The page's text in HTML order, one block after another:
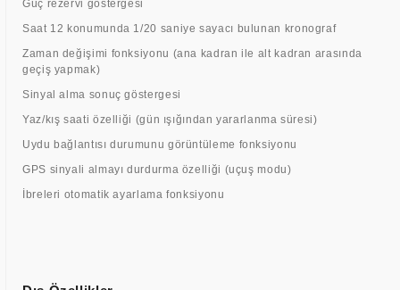
Güç rezervi göstergesi
Saat 12 konumunda 1/20 saniye sayacı bulunan kronograf
Zaman değişimi fonksiyonu (ana kadran ile alt kadran arasında
geçiş yapmak)
Sinyal alma sonuç göstergesi
Yaz/kış saati özelliği (gün ışığından yararlanma süresi)
Uydu bağlantısı durumunu görüntüleme fonksiyonu
GPS sinyali almayı durdurma özelliği (uçuş modu)
İbreleri otomatik ayarlama fonksiyonu